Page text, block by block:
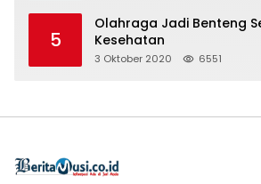
5
Olahraga Jadi Benteng
Kesehatan
3 Oktober 2020 6551